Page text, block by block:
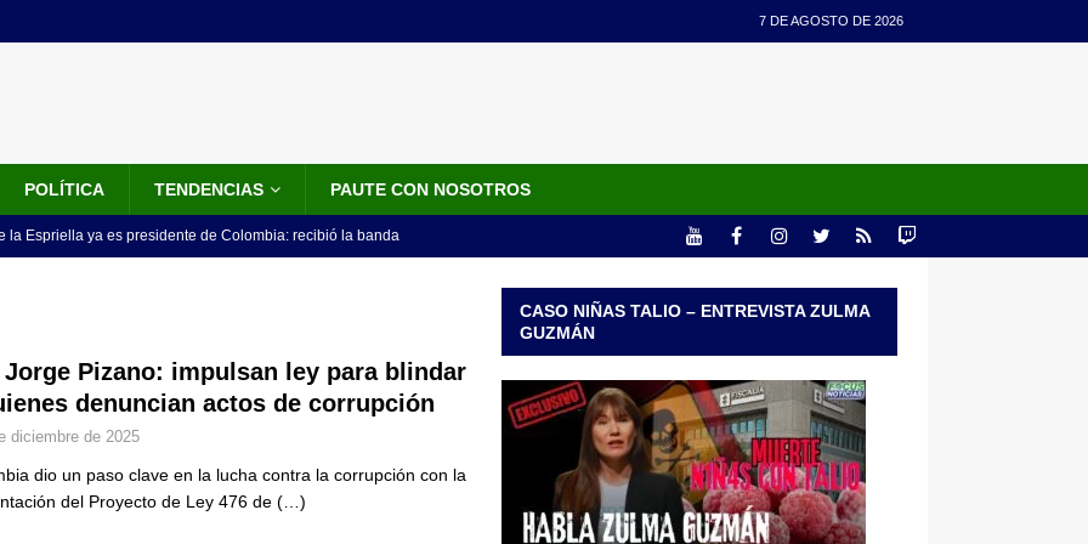
7 DE AGOSTO DE 2026
POLÍTICA TENDENCIAS PAUTE CON NOSOTROS
la Espriella ya es presidente de Colombia: recibió la banda
de Abelardo De La Espriella: recibirá la banda presidencial
en el Cantón Pichincha LO ÚLTIMO
no asistirá a la posesión de Abelardo de la Espriella y llama a
LO ÚLTIMO
detrás de la banda presidencial que portará Abelardo De La
de un sastre colombiano reconocido en el mundo
Jorge Pizano: impulsan ley para blindar
denuncian actos de corrupción
diciembre de 2025
dio un paso clave en la lucha contra la corrupción con la
del Proyecto de Ley 476 de (…)
CASO NIÑAS TALIO – ENTREVISTA ZULMA
GUZMÁN